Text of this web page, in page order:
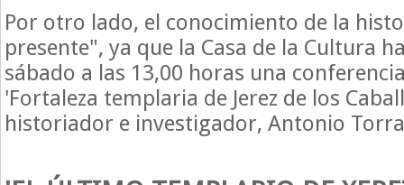
Por otro lado, el conocimiento de la
presente", ya que la Casa de la Cultura
sábado a las 13,00 horas una
'Fortaleza templaria de Jerez de los
historiador e investigador, Antonio